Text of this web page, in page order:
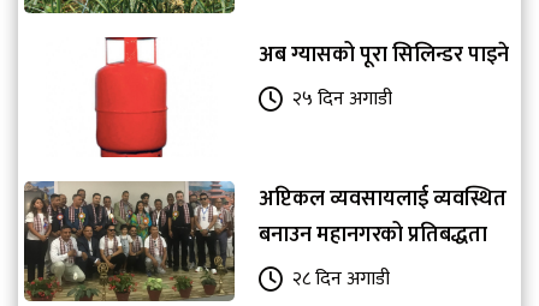
अब ग्यासको पूरा सिलिन्डर पाइने
२५ दिन अगाडी
अप्टिकल व्यवसायलाई व्यवस्थित
बनाउन महानगरको प्रतिबद्धता
२८ दिन अगाडी